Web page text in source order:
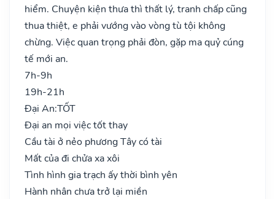
hiểm. Chuyện kiện thưa thì thất lý, tranh chấp cũng
thua thiệt, e phải vướng vào vòng tù tội không
chừng. Việc quan trọng phải đòn, gặp ma quỷ cúng
tế mới an.
7h-9h
19h-21h
Đại An:TỐT
Đại an mọi việc tốt thay
Cầu tài ở nẻo phương Tây có tài
Mất của đi chửa xa xôi
Tình hình gia trạch ấy thời bình yên
Hành nhân chưa trở lại miền